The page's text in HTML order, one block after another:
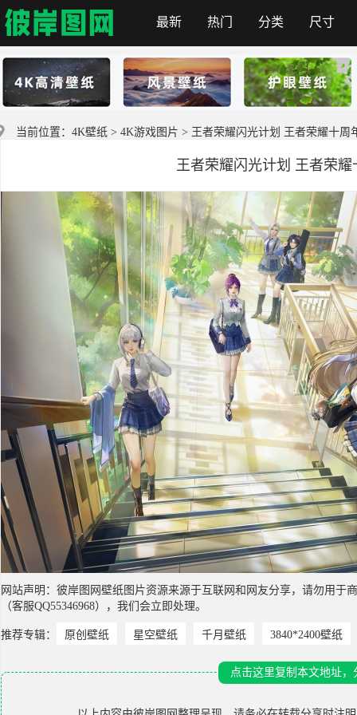
彼岸图网
最新 热门 分类 尺寸
当前位置： 4K壁纸 > 4K游戏图片 > 王者荣耀闪光计划 王者荣耀十周
王者荣耀闪光计划 王者荣
网站声明：彼岸图网壁纸图片资源来源于互联网和网友分享，请勿用
（客服QQ55346968），我们会立即处理。
推荐专辑： 原创壁纸 星空壁纸 千月壁纸 3840*2400壁纸
点击这里复制本文地址